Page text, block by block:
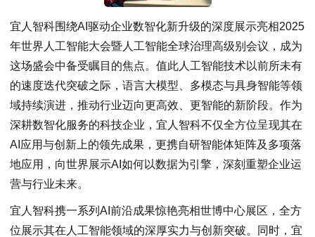
宜人智科围绕AI驱动企业数智化新升级的深度展示亮相2025
年世界人工智能大会暨人工智能全球治理高级别会议，成为
这场盛会中备受瞩目的焦点。值此人工智能技术以前所未有
的速度迭代突破之际，语言大模型、多模态与具身智能等领
域持续演进，推动行业迈向更高效、更智能的新阶段。作为
深耕数智化服务的科技企业，宜人智科不仅全方位呈现其在
AI应用与创新上的领先成果，更携自研智能体矩阵及多项落
地应用，向世界展示AI如何以数据为引擎，深刻重塑企业运
营与行业未来。
宜人智科携一系列AI前沿成果惊艳亮相世博中心展区，全方
位展示其在人工智能领域的深厚实力与创新突破。同时，宜